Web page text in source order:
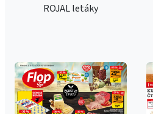
ROJAL letáky